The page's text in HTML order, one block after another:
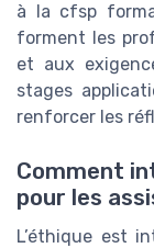
à la cfsp
forment les
et aux
stages
renforcer les
Comment
pour les
L’éthique est